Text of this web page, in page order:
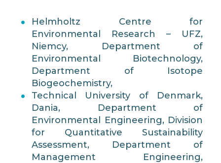
Helmholtz Centre for
Environmental Research – UFZ,
Niemcy, Department of
Environmental Biotechnology,
Department of Isotope
Biogeochemistry,
Technical University of Denmark,
Dania, Department of
Environmental Engineering, Division
for Quantitative Sustainability
Assessment, Department of
Management Engineering,